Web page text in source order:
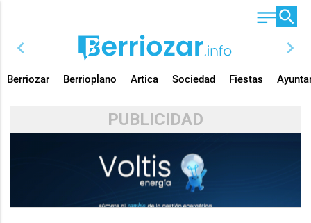
chevron_left chevron_right
Berriozar Berrioplano Artica Sociedad Fiestas
PUBLICIDAD